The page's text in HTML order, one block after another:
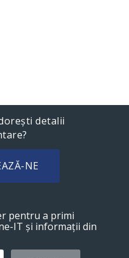
detalii
NE
pentru a primi
IT și informații din